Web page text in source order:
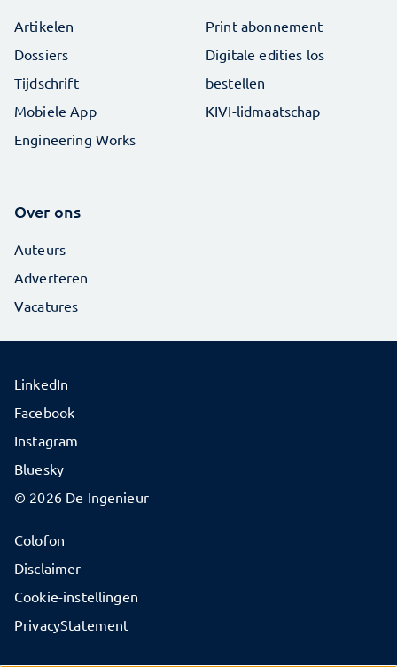
Artikelen
Dossiers
Tijdschrift
Mobiele App
Engineering Works
Print abonnement
Digitale edities los
bestellen
KIVI-lidmaatschap
Over ons
Auteurs
Adverteren
Vacatures
© 2026 De Ingenieur
Colofon
Disclaimer
Cookie-instellingen
PrivacyStatement
LinkedIn
Facebook
Instagram
Bluesky